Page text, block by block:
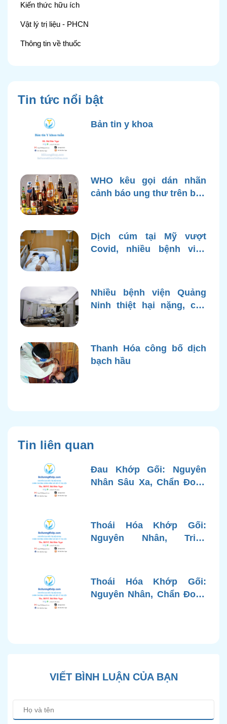
Kiến thức hữu ích
Vật lý trị liệu - PHCN
Thông tin về thuốc
Tin tức nổi bật
Bản tin y khoa
WHO kêu gọi dán nhãn
cảnh báo ung thư trên bao
Dịch cúm tại Mỹ vượt
Covid, nhiều bệnh viện
Nhiều bệnh viện Quảng
Ninh thiệt hại nặng, cạn
Thanh Hóa công bố dịch
bạch hầu
Tin liên quan
Đau Khớp Gối: Nguyên
Nhân Sâu Xa, Chẩn Đoán
Góc Nhìn Bác Sĩ Xương
Khớp
Thoái Hóa Khớp Gối:
Nguyên Nhân, Triệu
Chuẩn Y Khoa
Thoái Hóa Khớp Gối:
Nguyên Nhân, Chẩn Đoán
VIẾT BÌNH LUẬN CỦA BẠN